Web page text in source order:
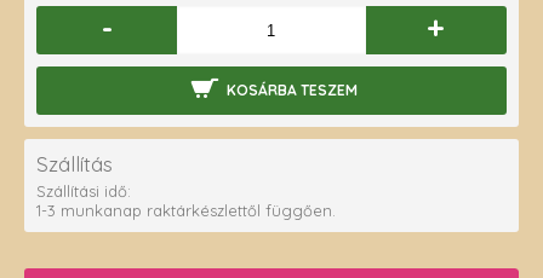
- +
KOSÁRBA TESZEM
Szállítás
Szállítási idő:
1-3 munkanap raktárkészlettől függően.